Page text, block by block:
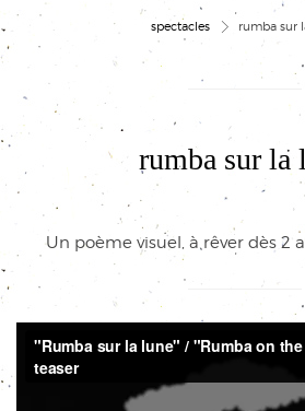
spectacles > rumba sur
rumba sur la
Un poème visuel, à rêver dès 2